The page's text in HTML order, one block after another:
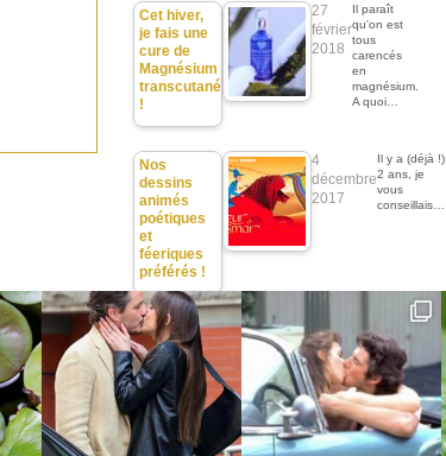
Cet hiver,
je fais une
cure de
Magnésium
transcutané
!
27
février
2018
Il paraît
qu'on est
tous
carencés
en
magnésium.
A quoi…
Nos
dessins
animés
poétiques
et
féeriques
préférés !
4
décembre
2017
Il y a (déjà !)
2 ans, je
vous
conseillais…